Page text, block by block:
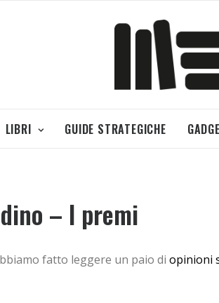
LIBRI GUIDE STRATEGICHE
– I premi
fatto leggere un paio di opinioni